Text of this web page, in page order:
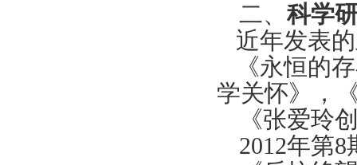
二、 科学
近年发表
《永恒的
学关怀》，
《张爱玲
2012年第8